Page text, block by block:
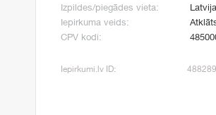
Izpildes/piegādes vieta:
Iepirkuma veids:
CPV kodi:
Iepirkumi.lv ID: